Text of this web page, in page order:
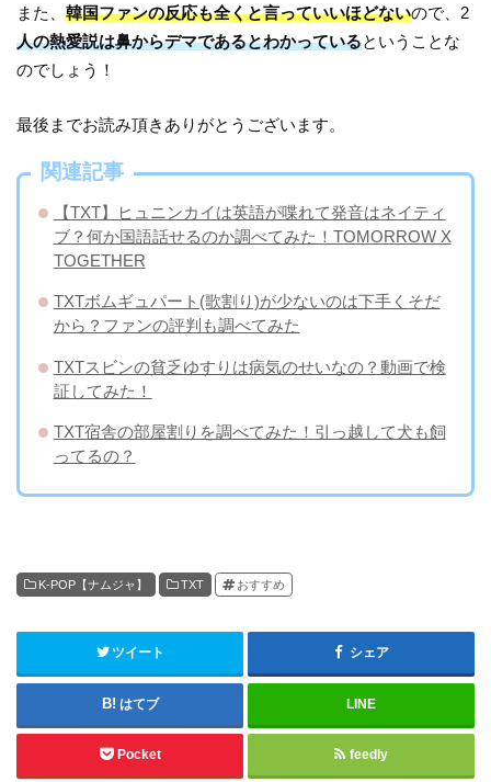
また、韓国ファンの反応も全くと言っていいほどないので、2
人の熱愛説は鼻からデマであるとわかっているということな
のでしょう！
最後までお読み頂きありがとうございます。
関連記事
【TXT】ヒュニンカイは英語が喋れて発音はネイティ
ブ？何か国語話せるのか調べてみた！TOMORROW X
TOGETHER
TXTボムギュパート(歌割り)が少ないのは下手くそだ
から？ファンの評判も調べてみた
TXTスビンの貧乏ゆすりは病気のせいなの？動画で検
証してみた！
TXT宿舎の部屋割りを調べてみた！引っ越して犬も飼
ってるの？
K-POP【ナムジャ】 TXT おすすめ
ツイート シェア
はてブ LINE
Pocket feedly